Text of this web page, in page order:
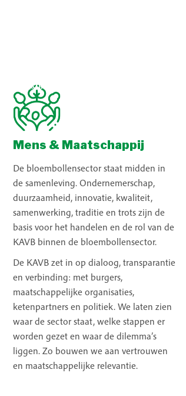
Mens & Maatschappij
De bloembollensector staat midden in
de samenleving. Ondernemerschap,
duurzaamheid, innovatie, kwaliteit,
samenwerking, traditie en trots zijn de
basis voor het handelen en de rol van de
KAVB binnen de bloembollensector.
De KAVB zet in op dialoog, transparantie
en verbinding: met burgers,
maatschappelijke organisaties,
ketenpartners en politiek. We laten zien
waar de sector staat, welke stappen er
worden gezet en waar de dilemma’s
liggen. Zo bouwen we aan vertrouwen
en maatschappelijke relevantie.